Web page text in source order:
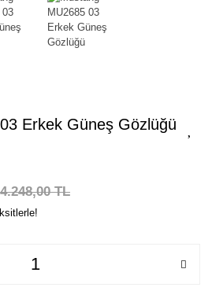
Erkek Güneş Gözlüğü
4.248,00 TL